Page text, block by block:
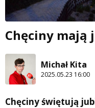
Chęciny mają
Michał Kita
2025.05.23 16:00
Chęciny świętują